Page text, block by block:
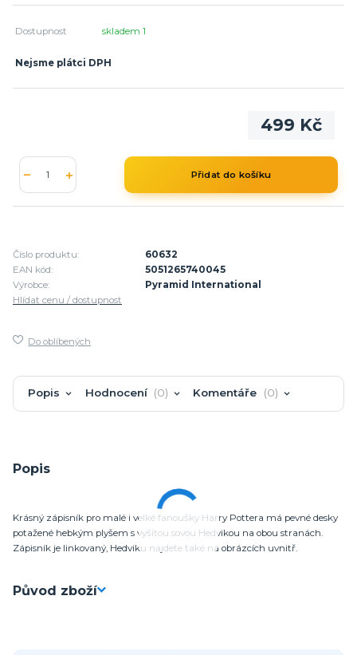
Dostupnost skladem 1
Nejsme plátci DPH
499 Kč
Přidat do košíku
Číslo produktu:
60632
EAN kód:
5051265740045
Výrobce:
Pyramid International
Hlídat cenu / dostupnost
Do oblíbených
Popis Hodnocení 0 Komentáře 0
Popis
Krásný zápisník pro malé i velké fanoušky Harry Pottera má pevné desky
potažené hebkým plyšem s vyšitou sovou Hedvikou na obou stranách.
Zápisník je linkovaný, Hedviku najdete také na obrázcích uvnitř.
Původ zboží